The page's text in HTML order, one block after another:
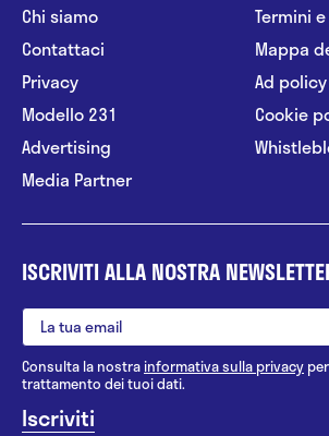
Chi siamo
Contattaci
Privacy
Modello 231
Advertising
Media Partner
Termini
Mappa
Ad policy
Cookie
ISCRIVITI ALLA NOSTRA
Consulta la nostrainformativa sulla privacy
trattamento dei tuoi dati.